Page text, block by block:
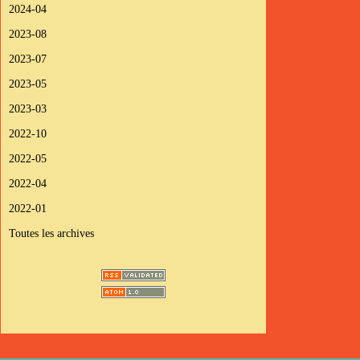
2024-04
2023-08
2023-07
2023-05
2023-03
2022-10
2022-05
2022-04
2022-01
Toutes les archives